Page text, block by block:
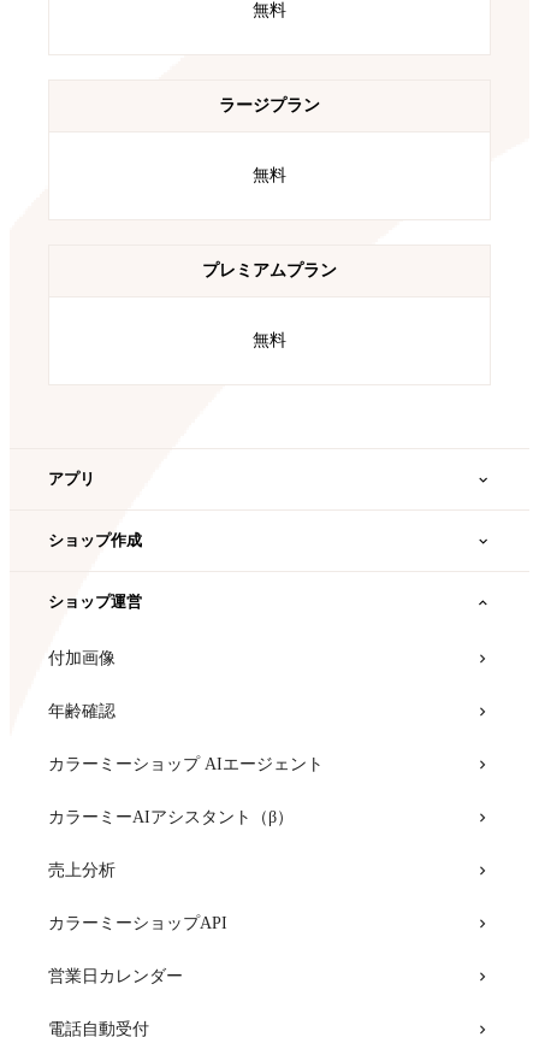
無料
ラージプラン
無料
プレミアムプラン
無料
アプリ
CART RECOVERY（カートリカバリー）
MakeRepeater カラーミーショップ連携用アプリ
ショップ作成
atone
スマートフォンキャリア決済
カテゴリー
カラーミーキット
お届け日時設定
複数配送先設定
配送設定
デザインテンプレート
トップページ編集
ショップ運営
付加画像
年齢確認
カラーミーショップ AIエージェント
カラーミーAIアシスタント（β）
売上分析
カラーミーショップAPI
営業日カレンダー
電話自動受付